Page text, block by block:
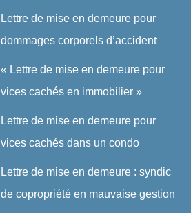
Lettre de mise en demeure pour
dommages corporels d’accident
« Lettre de mise en demeure pour
vices cachés en immobilier »
Lettre de mise en demeure pour
vices cachés dans un condo
Lettre de mise en demeure : syndic
de copropriété en mauvaise gestion